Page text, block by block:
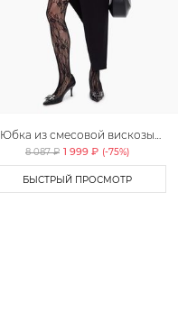
Юбка из смесовой вискозы
TOPTOP
8 087 ₽ 1 999 ₽ (-75%)
БЫСТРЫЙ ПРОСМОТР